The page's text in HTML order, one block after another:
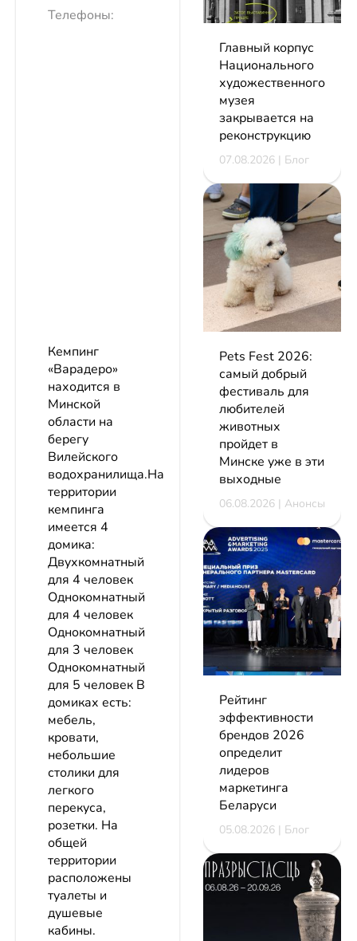
Телефоны:
Кемпинг
«Варадеро»
находится в
Минской
области на
берегу
Вилейского
водохранилища.На
территории
кемпинга
имеется 4
домика:
Двухкомнатный
для 4 человек
Однокомнатный
для 4 человек
Однокомнатный
для 3 человек
Однокомнатный
для 5 человек В
домиках есть:
мебель,
кровати,
небольшие
столики для
легкого
перекуса,
розетки. На
общей
территории
расположены
туалеты и
душевые
кабины.
Главный корпус
Национального
художественного
музея
закрывается на
реконструкцию
07.08.2026 | Блог
Pets Fest 2026:
самый добрый
фестиваль для
любителей
животных
пройдет в
Минске уже в эти
выходные
06.08.2026 | Анонсы
Рейтинг
эффективности
брендов 2026
определит
лидеров
маркетинга
Беларуси
05.08.2026 | Блог